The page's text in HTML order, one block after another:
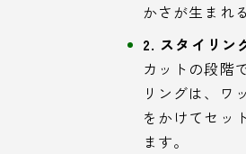
かさが生まれ
2. スタイリン
カットの段階
リングは、ワ
をかけてセッ
ます。